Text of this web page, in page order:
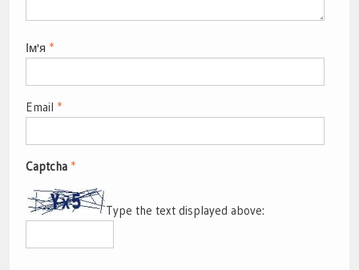
Ім'я *
Email *
Captcha *
Type the text displayed above: